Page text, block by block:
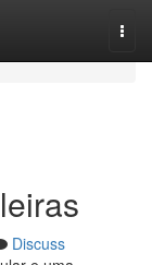
Discuss